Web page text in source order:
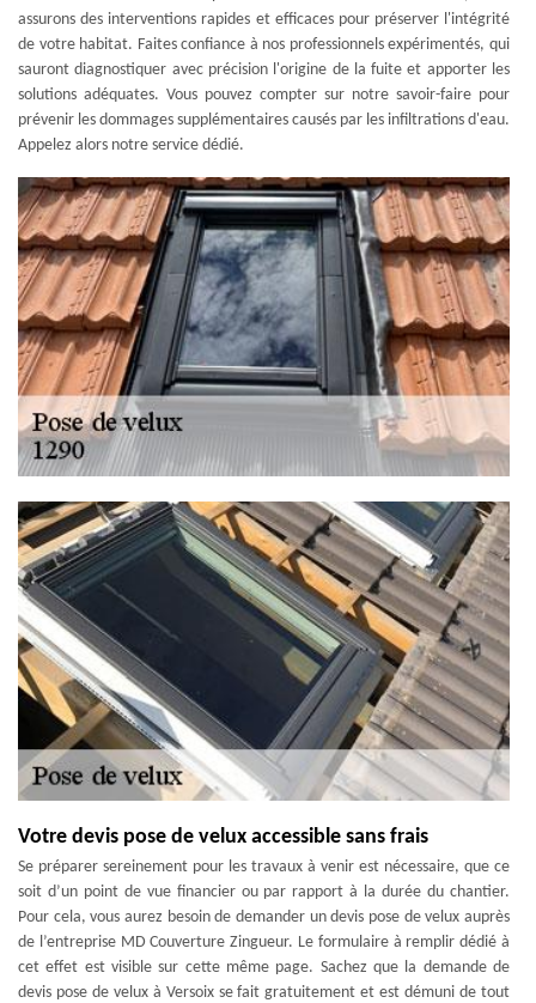
assurons des interventions rapides et efficaces pour préserver l'intégrité
de votre habitat. Faites confiance à nos professionnels expérimentés, qui
sauront diagnostiquer avec précision l'origine de la fuite et apporter les
solutions adéquates. Vous pouvez compter sur notre savoir-faire pour
prévenir les dommages supplémentaires causés par les infiltrations d'eau.
Appelez alors notre service dédié.
Votre devis pose de velux accessible sans frais
Se préparer sereinement pour les travaux à venir est nécessaire, que ce
soit d’un point de vue financier ou par rapport à la durée du chantier.
Pour cela, vous aurez besoin de demander un devis pose de velux auprès
de l’entreprise MD Couverture Zingueur. Le formulaire à remplir dédié à
cet effet est visible sur cette même page. Sachez que la demande de
devis pose de velux à Versoix se fait gratuitement et est démuni de tout